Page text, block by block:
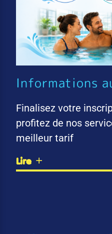
Informations
Finalisez votre
profitez de nos
meilleur tarif
Lire